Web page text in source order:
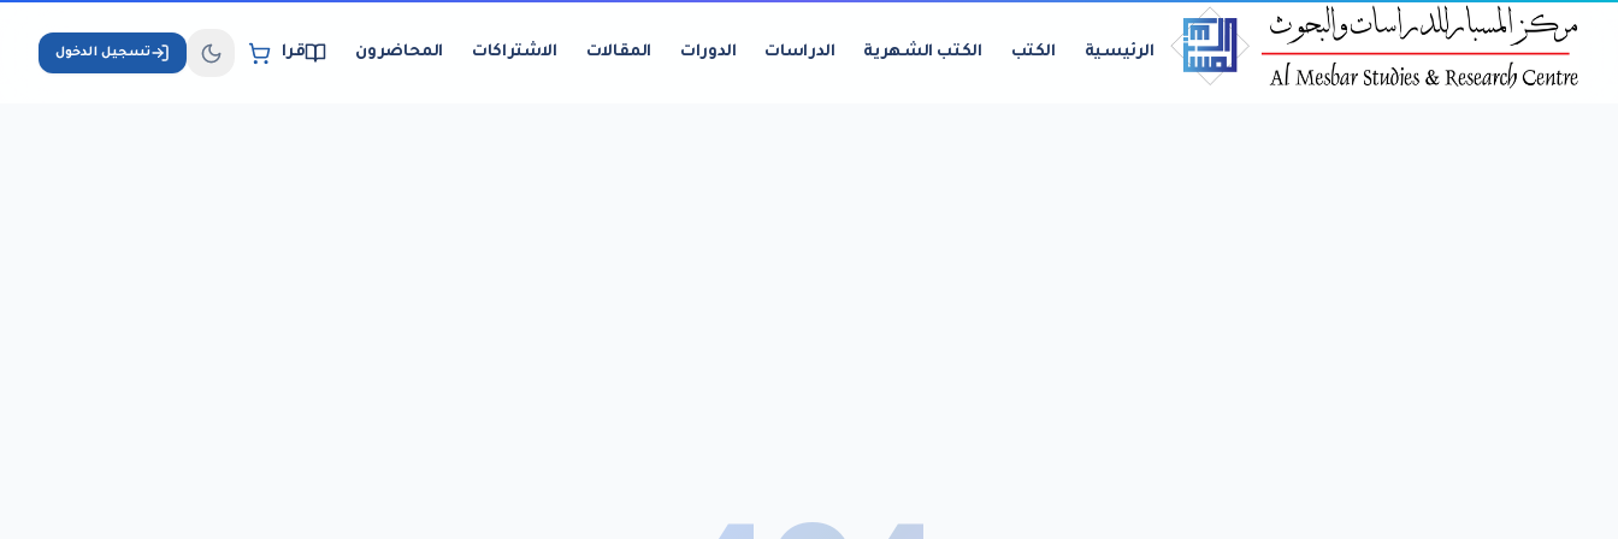
الرئيسية الكتب الكتب الشهرية الدراسات الدورات المقالات الاشتراكات المحاضرون قراءة الكتب الإلكترونيةتسجيل الدخول